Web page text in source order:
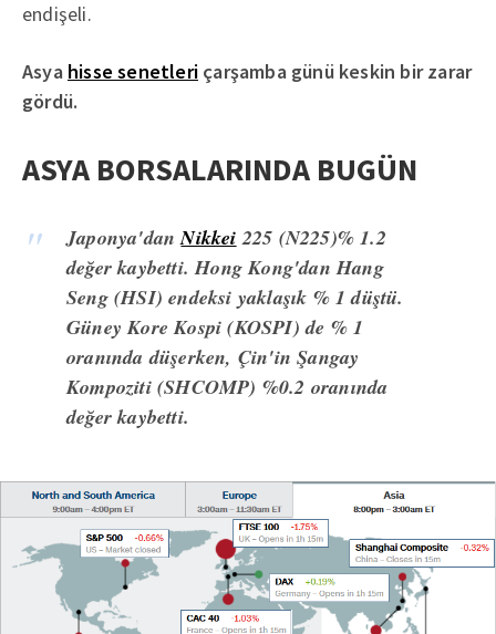
endişeli.
Asya hisse senetleri çarşamba günü keskin bir zarar
gördü.
ASYA BORSALARINDA BUGÜN
Japonya'danNikkei 225 (N225)% 1.2
değer kaybetti. Hong Kong'dan Hang
Seng (HSI) endeksi yaklaşık % 1 düştü.
Güney Kore Kospi (KOSPI) de % 1
oranında düşerken, Çin'in Şangay
Kompoziti (SHCOMP) %0.2 oranında
değer kaybetti.